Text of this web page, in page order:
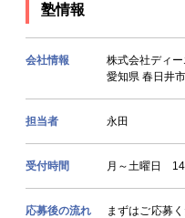
塾情報
会社情報
株式会社ディ
愛知県 春日井
担当者 永田
受付時間 月～土曜日
応募後の流れ
まずはご応募